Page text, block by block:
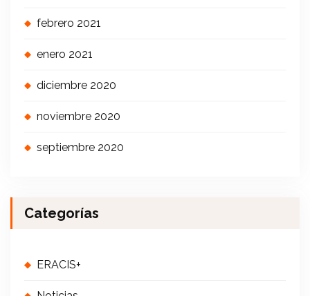
febrero 2021
enero 2021
diciembre 2020
noviembre 2020
septiembre 2020
Categorías
ERACIS+